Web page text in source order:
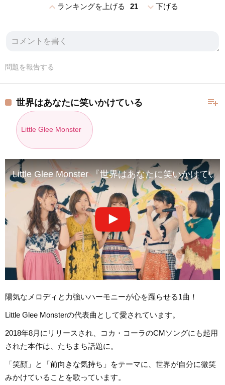
expand_lessランキングを上げる 21 expand_more下げる
問題を報告する
playlist_add
世界はあなたに笑いかけている
Little Glee Monster
Little Glee Monster 『世界はあなたに笑いかけてい
陽気なメロディと力強いハーモニーが心を躍らせる1曲！
Little Glee Monsterの代表曲として愛されています。
2018年8月にリリースされ、コカ・コーラのCMソングにも起用
された本作は、たちまち話題に。
「笑顔」と「前向きな気持ち」をテーマに、世界が自分に微笑
みかけていることを歌っています。